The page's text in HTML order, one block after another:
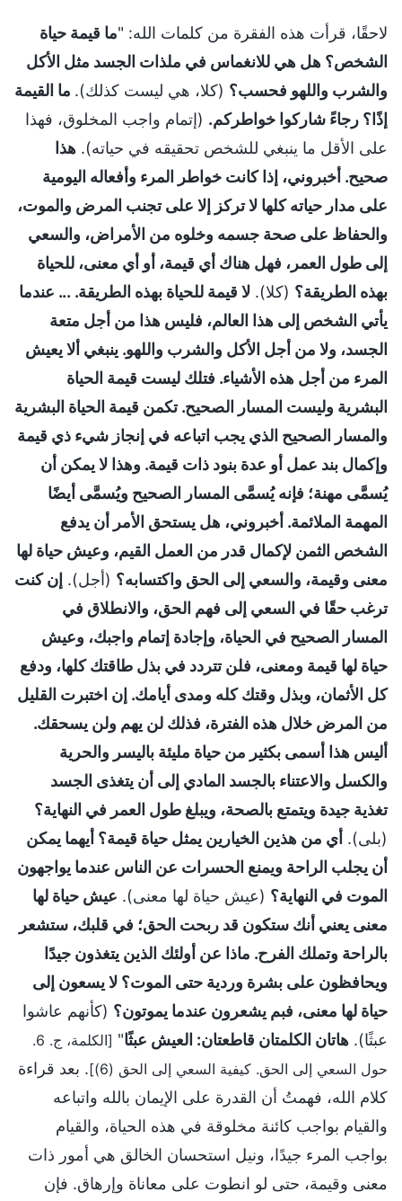
لاحقًا، قرأت هذه الفقرة من كلمات الله: "ما قيمة حياة
الشخص؟ هل هي للانغماس في ملذات الجسد مثل الأكل
والشرب واللهو فحسب؟ (كلا، هي ليست كذلك). ما القيمة
إذًا؟ رجاءً شاركوا خواطركم. (إتمام واجب المخلوق، فهذا
على الأقل ما ينبغي للشخص تحقيقه في حياته). هذا
صحيح. أخبروني، إذا كانت خواطر المرء وأفعاله اليومية
على مدار حياته كلها لا تركز إلا على تجنب المرض والموت،
والحفاظ على صحة جسمه وخلوه من الأمراض، والسعي
إلى طول العمر، فهل هناك أي قيمة، أو أي معنى، للحياة
بهذه الطريقة؟ (كلا). لا قيمة للحياة بهذه الطريقة. ... عندما
يأتي الشخص إلى هذا العالم، فليس هذا من أجل متعة
الجسد، ولا من أجل الأكل والشرب واللهو. ينبغي ألا يعيش
المرء من أجل هذه الأشياء. فتلك ليست قيمة الحياة
البشرية وليست المسار الصحيح. تكمن قيمة الحياة البشرية
والمسار الصحيح الذي يجب اتباعه في إنجاز شيء ذي قيمة
وإكمال بند عمل أو عدة بنود ذات قيمة. وهذا لا يمكن أن
يُسمَّى مهنة؛ فإنه يُسمَّى المسار الصحيح ويُسمَّى أيضًا
المهمة الملائمة. أخبروني، هل يستحق الأمر أن يدفع
الشخص الثمن لإكمال قدر من العمل القيم، وعيش حياة لها
معنى وقيمة، والسعي إلى الحق واكتسابه؟ (أجل). إن كنت
ترغب حقًا في السعي إلى فهم الحق، والانطلاق في
المسار الصحيح في الحياة، وإجادة إتمام واجبك، وعيش
حياة لها قيمة ومعنى، فلن تتردد في بذل طاقتك كلها، ودفع
كل الأثمان، وبذل وقتك كله ومدى أيامك. إن اختبرت القليل
من المرض خلال هذه الفترة، فذلك لن يهم ولن يسحقك.
أليس هذا أسمى بكثير من حياة مليئة باليسر والحرية
والكسل والاعتناء بالجسد المادي إلى أن يتغذى الجسد
تغذية جيدة ويتمتع بالصحة، ويبلغ طول العمر في النهاية؟
(بلى). أي من هذين الخيارين يمثل حياة قيمة؟ أيهما يمكن
أن يجلب الراحة ويمنع الحسرات عن الناس عندما يواجهون
الموت في النهاية؟ (عيش حياة لها معنى). عيش حياة لها
معنى يعني أنك ستكون قد ربحت الحق؛ في قلبك، ستشعر
بالراحة وتملك الفرح. ماذا عن أولئك الذين يتغذون جيدًا
ويحافظون على بشرة وردية حتى الموت؟ لا يسعون إلى
حياة لها معنى، فبم يشعرون عندما يموتون؟ (كأنهم عاشوا
عبثًا). هاتان الكلمتان قاطعتان: العيش عبثًا"
[الكلمة، ج. 6.
حول السعي إلى الحق. كيفية السعي إلى الحق (6)]
. بعد قراءة
كلام الله، فهمتُ أن القدرة على الإيمان بالله واتباعه
والقيام بواجب كائنة مخلوقة في هذه الحياة، والقيام
بواجب المرء جيدًا، ونيل استحسان الخالق هي أمور ذات
معنى وقيمة، حتى لو انطوت على معاناة وإرهاق. فإن